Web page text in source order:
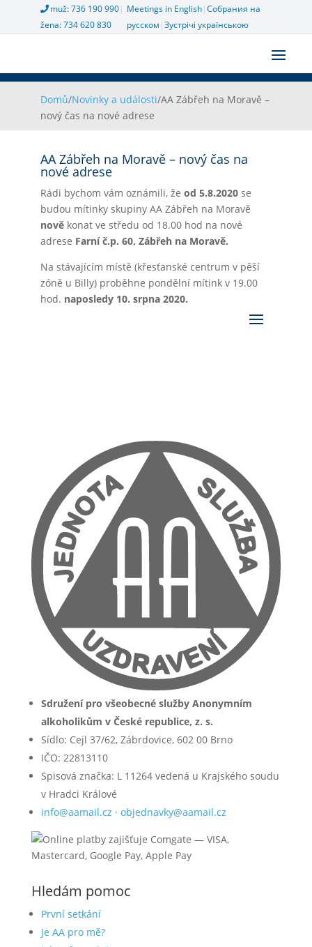
muž: 736 190 990|
žena: 734 620 830
Meetings in English|Собрания на
русском |Зустрічі українською
Domů/Novinky a události/AA Zábřeh na Moravě –
nový čas na nové adrese
AA Zábřeh na Moravě – nový čas na
nové adrese
Rádi bychom vám oznámili, že od 5.8.2020se
budou mítinky skupiny AA Zábřeh na Moravě
nověkonat ve středu od 18.00 hod na nové
adrese Farní č.p. 60, Zábřeh na Moravě.
Na stávajícím místě (křesťanské centrum v pěší
zóně u Billy) proběhne pondělní mítink v 19.00
hod. naposledy 10. srpna 2020.
Sdružení pro všeobecné služby Anonymním
alkoholikům v České republice, z. s.
Sídlo: Cejl 37/62, Zábrdovice, 602 00 Brno
IČO: 22813110
Spisová značka: L 11264 vedená u Krajského soudu
v Hradci Králové
info@aamail.cz · objednavky@aamail.cz
Hledám pomoc
První setkání
Je AA pro mě?